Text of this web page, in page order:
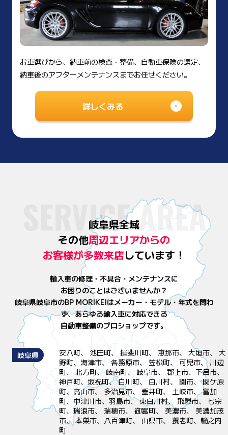
お車選びから、納車前の検査・整備、自動車保険の選定、
納車後のアフターメンテナンスまでお任せください。
詳しくみる
SERVICE AREA
岐阜県全域
その他周辺エリアからの
お客様が多数来店しています！
輸入車の修理・不具合・メンテナンスに
お困りのことはございませんか？
岐阜県岐阜市のBP MORIKEIはメーカー・モデル・年式を問わ
ず、あらゆる輸入車に対応できる
自動車整備のプロショップです。
岐阜県
安八町、 池田町、 揖斐川町、 恵那市、 大垣市、 大
野町、海津市、 各務原市、 笠松町、 可児市、 川辺
町、 北方町、 岐南町、 岐阜市、 郡上市、下呂市、
神戸町、坂祝町、 白川町、 白川村、 関市、 関ケ原
町、高山市、 多治見市、 垂井町、 土岐市、 富加
町、中津川市、羽島市、 東白川村、 飛騨市、 七宗
町、瑞浪市、 瑞穂市、 御嵩町、 美濃市、 美濃加茂
市、 本巣市、八百津町、 山県市、 養老町、輪之内
町